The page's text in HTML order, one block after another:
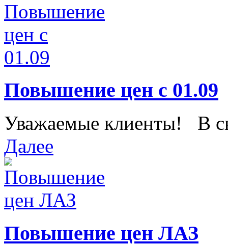
Повышение цен с 01.09
Уважаемые клиенты! В
Далее
Повышение цен ЛАЗ